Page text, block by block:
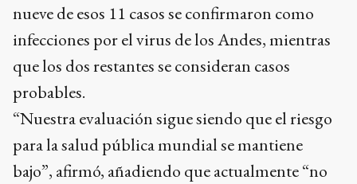
nueve de esos 11 casos se confirmaron como
infecciones por el virus de los Andes, mientras
que los dos restantes se consideran casos
probables.
“Nuestra evaluación sigue siendo que el riesgo
para la salud pública mundial se mantiene
bajo”, afirmó, añadiendo que actualmente “no